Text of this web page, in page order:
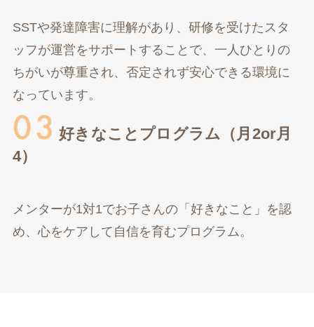
SSTや発達障害に理解があり、研修を受けたスタ
ッフが運営をサポートすることで、一人ひとりの
ちがいが尊重され、否定されず安心できる環境に
なっています。
好きなことプログラム（月2or月
4）
メンターが1対1でお子さんの「好きなこと」を認
め、心をケアして自信を育むプログラム。